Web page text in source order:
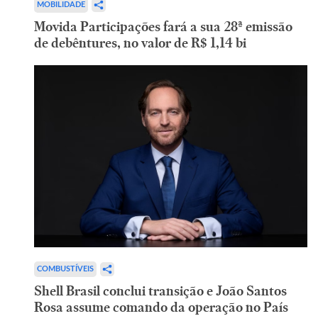
MOBILIDADE
Movida Participações fará a sua 28ª emissão
de debêntures, no valor de R$ 1,14 bi
COMBUSTÍVEIS
Shell Brasil conclui transição e João Santos
Rosa assume comando da operação no País